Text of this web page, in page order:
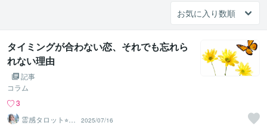
タイミングが合わない恋、それでも忘れら
れない理由
記事
コラム
3
霊感タロット⭐︎エ
アリーズ
2025/07/16